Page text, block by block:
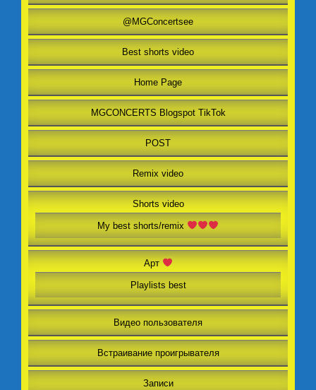
@MGConcertsee
Best shorts video
Home Page
MGCONCERTS Blogspot TikTok
POST
Remix video
Shorts video
My best shorts/remix
Арт
Playlists best
Видео пользователя
Встраивание проигрывателя
Записи